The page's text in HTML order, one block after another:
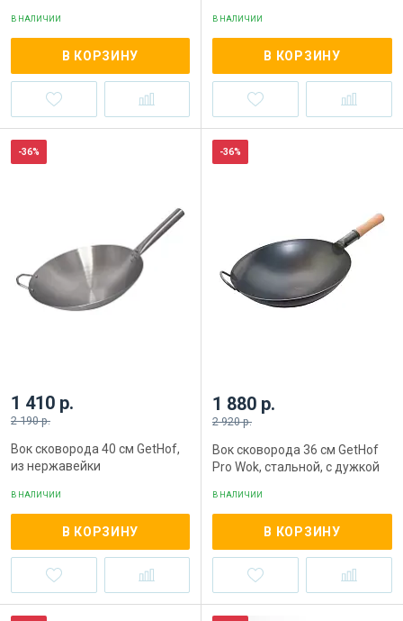
В НАЛИЧИИ
В КОРЗИНУ
В НАЛИЧИИ
В КОРЗИНУ
1 410 р.
2 190 р.
Вок сковорода 40 см GetHof,
из нержавейки
В НАЛИЧИИ
В КОРЗИНУ
-36%
1 880 р.
2 920 р.
Вок сковорода 36 см GetHof
Pro Wok, стальной, с дужкой
В НАЛИЧИИ
В КОРЗИНУ
-36%